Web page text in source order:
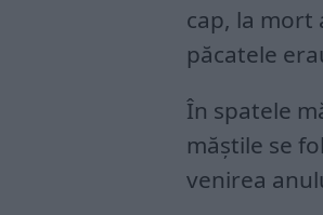
cap, la mort
păcatele
În spatele
măştile se
venirea